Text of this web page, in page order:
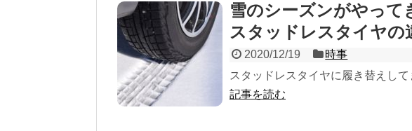
雪のシーズンがやって
スタッドレスタイヤの
2020/12/19
時事
スタッドレスタイヤに履き替えして
記事を読む